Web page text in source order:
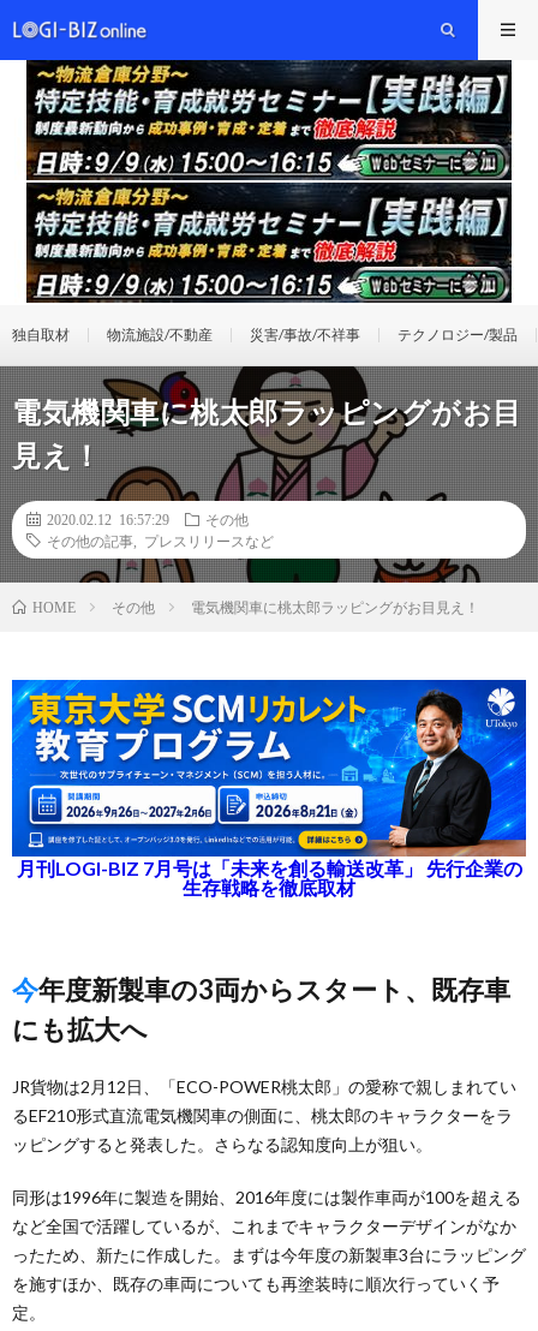
独自取材 物流施設/不動産 災害/事故/不祥事 テクノロジー/製品
電気機関車に桃太郎ラッピングがお目
見え！
2020.02.12 16:57:29
その他
その他の記事
プレスリリースなど
HOME その他 電気機関車に桃太郎ラッピングがお目見え！
月刊LOGI-BIZ 7月号は「未来を創る輸送改革」 先行企業の
生存戦略を徹底取材
今年度新製車の3両からスタート、既存車
にも拡大へ
JR貨物は2月12日、「ECO-POWER桃太郎」の愛称で親しまれてい
るEF210形式直流電気機関車の側面に、桃太郎のキャラクターをラ
ッピングすると発表した。さらなる認知度向上が狙い。
同形は1996年に製造を開始、2016年度には製作車両が100を超える
など全国で活躍しているが、これまでキャラクターデザインがなか
ったため、新たに作成した。まずは今年度の新製車3台にラッピング
を施すほか、既存の車両についても再塗装時に順次行っていく予
定。